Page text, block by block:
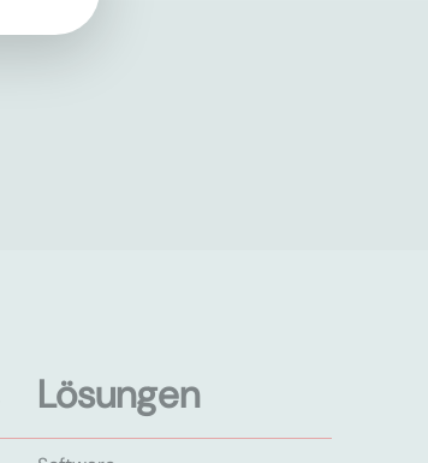
Lösungen